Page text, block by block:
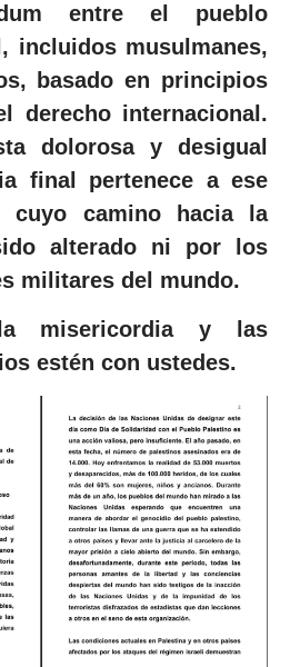
entre el pueblo
incluidos musulmanes,
basado en principios
derecho internacional.
dolorosa y desigual
final pertenece a ese
cuyo camino hacia la
alterado ni por los
militares del mundo.
misericordia y las
estén con ustedes.